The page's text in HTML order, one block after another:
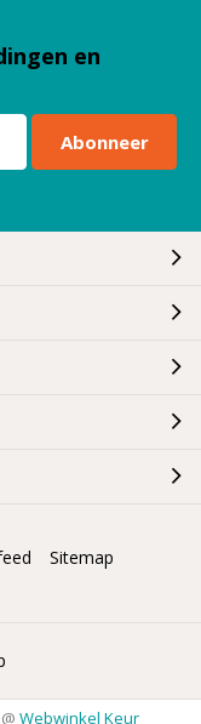
en
Abonneer
Sitemap
Webwinkel Keur